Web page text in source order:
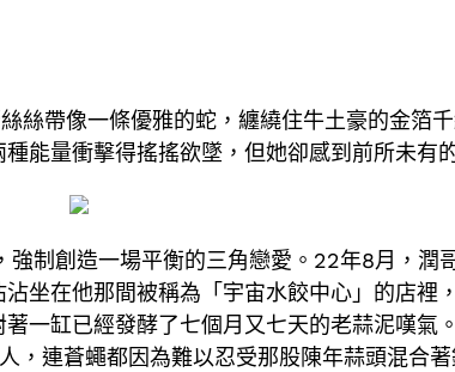
絲帶像一條優雅的蛇，纏繞住牛土豪的金箔
能量衝擊得搖搖欲墜，但她卻感到前所未有
制創造一場平衡的三角戀愛。22年8月，潤
坐在他那間被稱為「宇宙水餃中心」的店裡
一缸已經發酵了七個月又七天的老蒜泥嘆氣
人，連蒼蠅都因為難以忍受那股陳年蒜頭混合